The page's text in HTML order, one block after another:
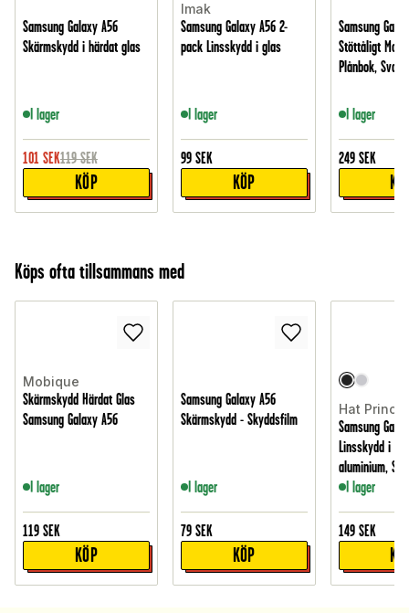
Samsung Galaxy A56
Skärmskydd i härdat glas
I lager
101 SEK119 SEK
KÖP
Imak
Samsung Galaxy A56 2-
pack Linsskydd i glas
I lager
99 SEK
KÖP
Samsung
Stöttåligt
Plånbok, Svart
I lager
249 SEK
Köps ofta tillsammans med
Mobique
Skärmskydd Härdat Glas
Samsung Galaxy A56
I lager
119 SEK
KÖP
Samsung Galaxy A56
Skärmskydd - Skyddsfilm
I lager
79 SEK
KÖP
Hat Prince
Samsung
Linsskydd i
aluminium,
I lager
149 SEK